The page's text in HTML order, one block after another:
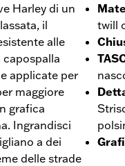
Harley di un
il
alle
capospalla
applicate per
maggiore
grafica
Ingrandisci
a dei
delle strade
twill